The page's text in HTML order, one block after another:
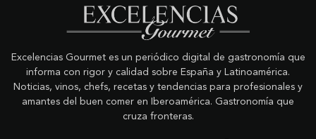
Excelencias Gourmet es un periódico digital de gastronomía que
informa con rigor y calidad sobre España y Latinoamérica.
Noticias, vinos, chefs, recetas y tendencias para profesionales y
amantes del buen comer en Iberoamérica. Gastronomía que
cruza fronteras.